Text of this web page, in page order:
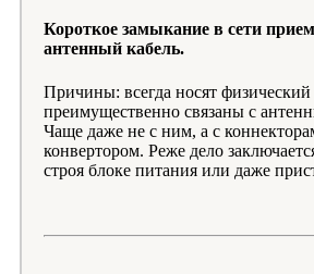
Короткое замыкание в сети
антенный кабель.
Причины: всегда носят физический
преимущественно связаны с
Чаще даже не с ним, а с
конвертором. Реже дело
строя блоке питания или даже